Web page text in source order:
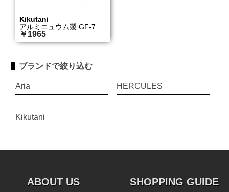
Kikutani
アルミニュウム製 GF-7
￥1965
ブランドで絞り込む
Aria HERCULES
Kikutani
ABOUT US SHOPPING GUIDE